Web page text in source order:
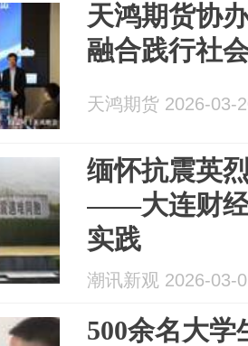
天鸿期货协
融合践行社
天鸿期货 2026-03-
缅怀抗震英
——大连财经
实践
潮讯新观 2026-03-
500余名大